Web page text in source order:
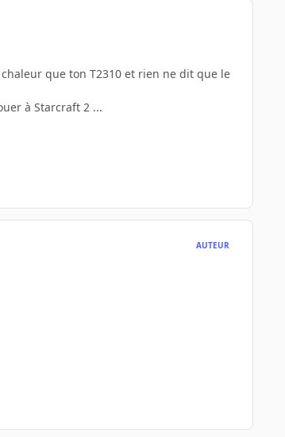
que ton T2310 et rien ne dit que le
à Starcraft 2 ...
AUTEUR